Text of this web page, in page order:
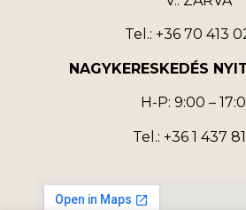
Tel.: +36 70 413
NAGYKERESKEDÉS
H-P: 9:00 –
Tel.: +36 1 437